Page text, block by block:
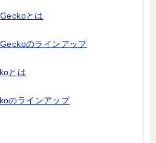
とは
のラインアップ
とは
のラインアップ